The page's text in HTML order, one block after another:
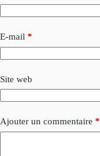
E-mail *
Site web
Ajouter un commentaire *